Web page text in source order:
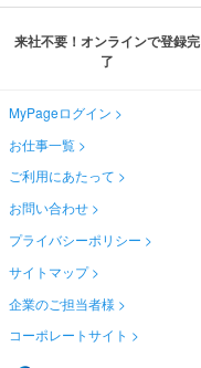
来社不要！オンラインで登録完
了
MyPageログイン
お仕事一覧
ご利用にあたって
お問い合わせ
プライバシーポリシー
サイトマップ
企業のご担当者様
コーポレートサイト